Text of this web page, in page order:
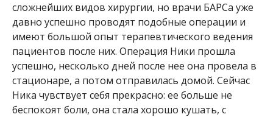
сложнейших видов хирургии, но врачи БАРСа уже
давно успешно проводят подобные операции и
имеют большой опыт терапевтического ведения
пациентов после них. Операция Ники прошла
успешно, несколько дней после нее она провела в
стационаре, а потом отправилась домой. Сейчас
Ника чувствует себя прекрасно: ее больше не
беспокоят боли, она стала хорошо кушать, с